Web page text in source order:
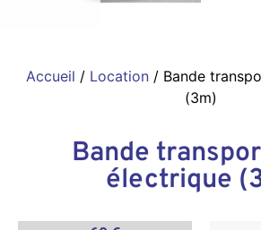
Accueil / Location/ Bande
(3m)
Bande
électrique